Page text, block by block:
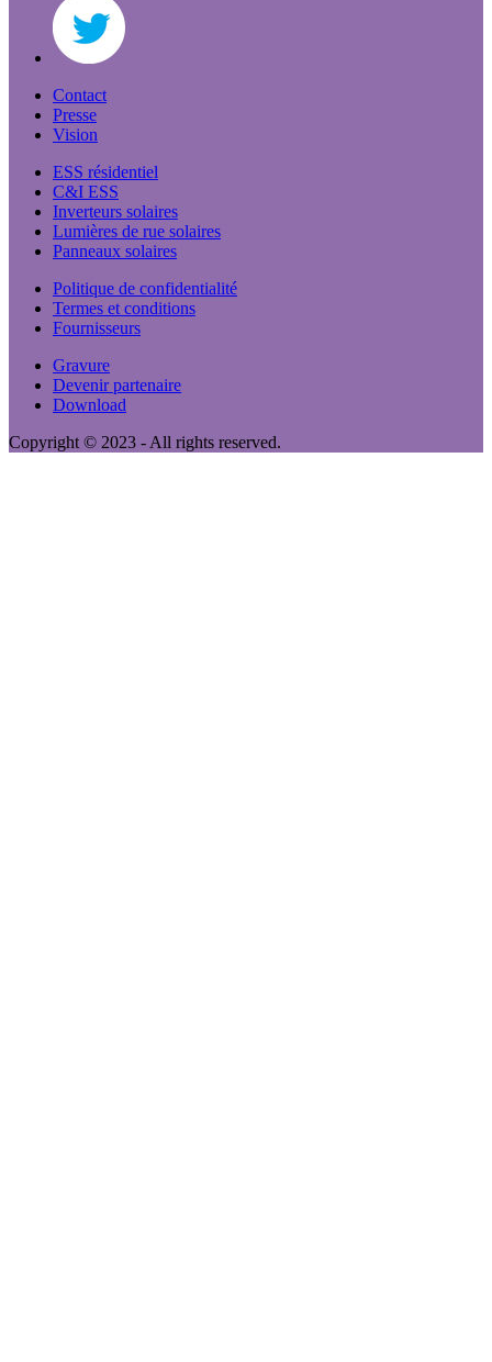
Contact
Presse
Vision
ESS résidentiel
C&I ESS
Inverteurs solaires
Lumières de rue solaires
Panneaux solaires
Politique de confidentialité
Termes et conditions
Fournisseurs
Gravure
Devenir partenaire
Download
Copyright © 2023 - All rights reserved.